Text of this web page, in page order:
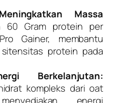
Massa
60 Gram protein per
Gainer, membantu
protein pada
Berkelanjutan:
kompleks dari oat